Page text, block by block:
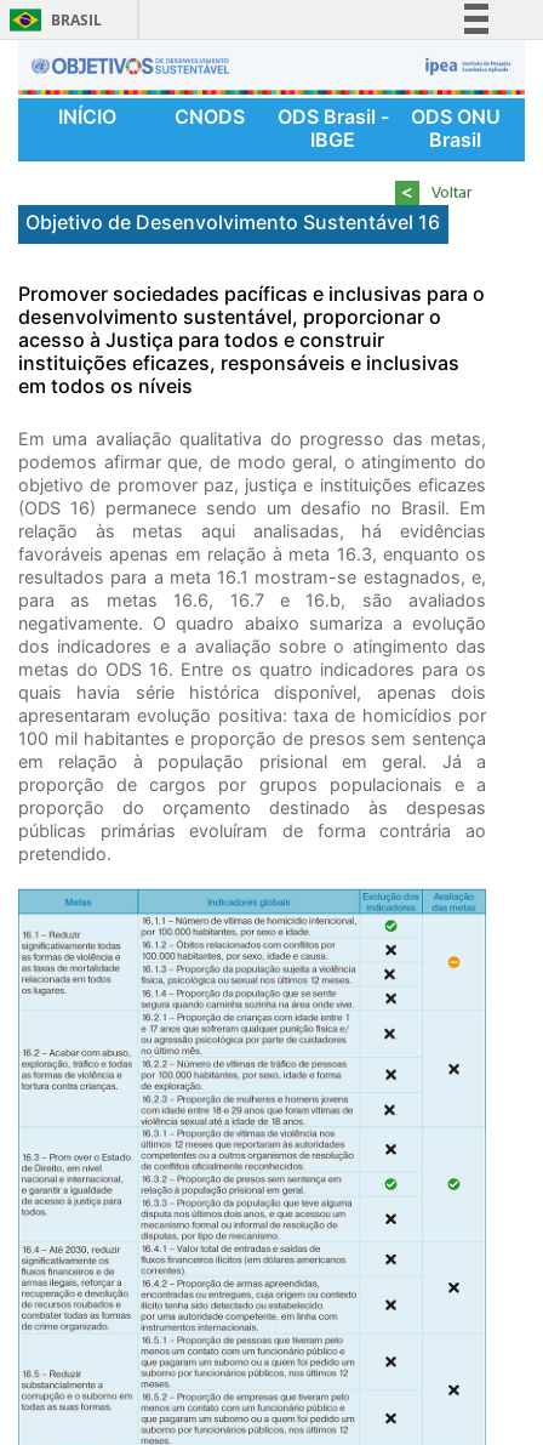
BRASIL
Simplifique!
Comunica BR
Participe
Acesso à informação
Legislação
Canais
INÍCIO CNODS
ODS Brasil -
IBGE
ODS ONU
Brasil
Objetivo de Desenvolvimento Sustentável 16
Promover sociedades pacíficas e inclusivas para o
desenvolvimento sustentável, proporcionar o
acesso à Justiça para todos e construir
instituições eficazes, responsáveis e inclusivas
em todos os níveis
Em uma avaliação qualitativa do progresso das metas,
podemos afirmar que, de modo geral, o atingimento do
objetivo de promover paz, justiça e instituições eficazes
(ODS 16) permanece sendo um desafio no Brasil. Em
relação às metas aqui analisadas, há evidências
favoráveis apenas em relação à meta 16.3, enquanto os
resultados para a meta 16.1 mostram-se estagnados, e,
para as metas 16.6, 16.7 e 16.b, são avaliados
negativamente. O quadro abaixo sumariza a evolução
dos indicadores e a avaliação sobre o atingimento das
metas do ODS 16. Entre os quatro indicadores para os
quais havia série histórica disponível, apenas dois
apresentaram evolução positiva: taxa de homicídios por
100 mil habitantes e proporção de presos sem sentença
em relação à população prisional em geral. Já a
proporção de cargos por grupos populacionais e a
proporção do orçamento destinado às despesas
públicas primárias evoluíram de forma contrária ao
pretendido.